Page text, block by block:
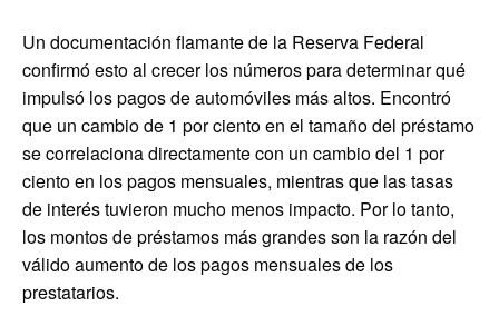
Un documentación flamante de la Reserva Federal
confirmó esto al crecer los números para determinar qué
impulsó los pagos de automóviles más altos. Encontró
que un cambio de 1 por ciento en el tamaño del préstamo
se correlaciona directamente con un cambio del 1 por
ciento en los pagos mensuales, mientras que las tasas
de interés tuvieron mucho menos impacto. Por lo tanto,
los montos de préstamos más grandes son la razón del
válido aumento de los pagos mensuales de los
prestatarios.